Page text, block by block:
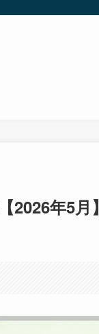
2026年5月】